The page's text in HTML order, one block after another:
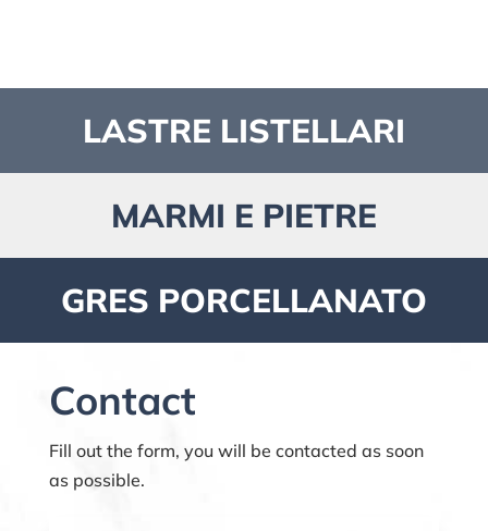
LASTRE LISTELLARI
MARMI E PIETRE
GRES PORCELLANATO
Contact
Fill out the form, you will be contacted as soon
as possible.